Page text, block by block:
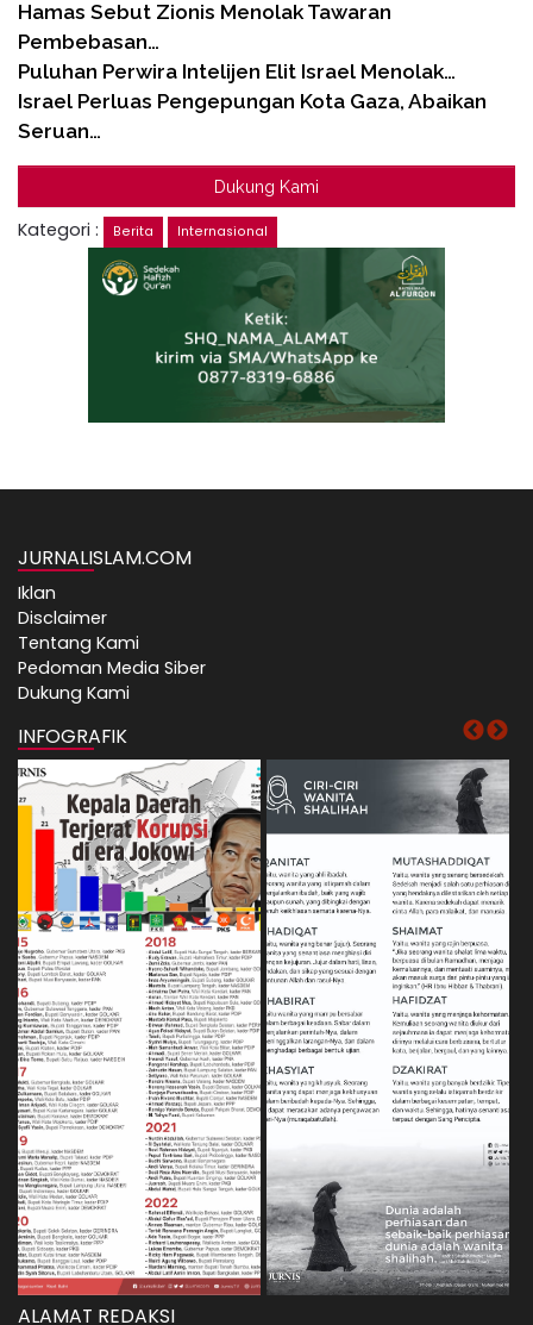
Hamas Sebut Zionis Menolak Tawaran
Pembebasan…
Puluhan Perwira Intelijen Elit Israel Menolak…
Israel Perluas Pengepungan Kota Gaza, Abaikan
Seruan…
Dukung Kami
Kategori : Berita Internasional
JURNALISLAM.COM
Iklan
Disclaimer
Tentang Kami
Pedoman Media Siber
Dukung Kami
INFOGRAFIK
ALAMAT REDAKSI